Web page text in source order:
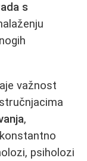
s
važnost
,
psiholozi